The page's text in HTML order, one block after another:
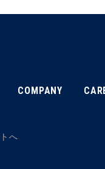
へ
COMPANY